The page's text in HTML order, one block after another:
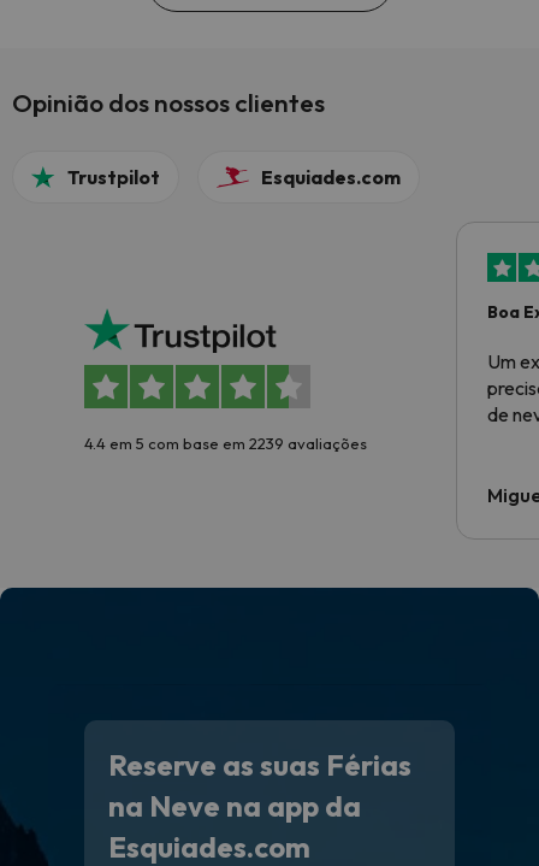
Opinião dos nossos clientes
Trustpilot Esquiades.com
4.4 em 5 com base em 2239 avaliações
Boa
Um
de
Reserve as suas Férias
na Neve na app da
Esquiades.com